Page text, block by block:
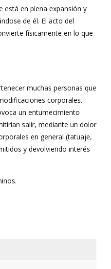
está en plena expansión y
de él. El acto del
físicamente en lo que
muchas personas que
corporales.
un entumecimiento
salir, mediante un dolor
en general (tatuaje,
y devolviendo interés